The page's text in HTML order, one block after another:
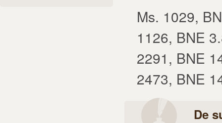
Ms. 1029,
1126, BNE
2291, BNE
2473, BNE
De